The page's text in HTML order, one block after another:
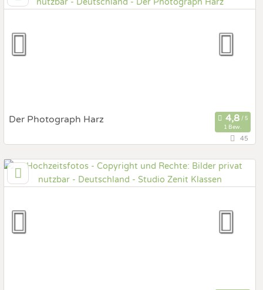
Hochzeits Shooting
Fotostory
Fotobox mit Zubehör
Der Photograph Harz
1 Bew.
Art des Shootings:
Prewedding Shooting
Hochzeits Shooting
Fotostory
Fotobox mit Zubehör
45